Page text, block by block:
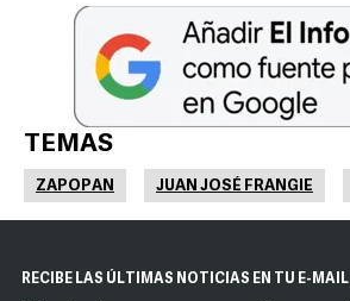
TEMAS
ZAPOPAN JUAN JOSÉ FRANGIE
RECIBE LAS ÚLTIMAS NOTICIAS EN TU E-MAIL